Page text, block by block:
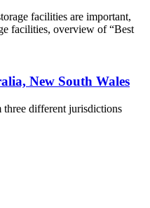
facilities are important,
facilities, overview of “Best
New South Wales
different jurisdictions